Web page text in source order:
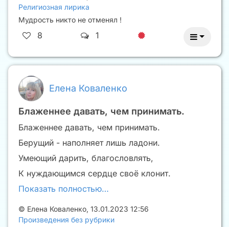
Религиозная лирика
Мудрость никто не отменял !
8 1
Елена Коваленко
Блаженнее давать, чем принимать.
Блаженнее давать, чем принимать.
Берущий - наполняет лишь ладони.
Умеющий дарить, благословлять,
К нуждающимся сердце своё клонит.
Показать полностью…
© Елена Коваленко, 13.01.2023 12:56
Произведения без рубрики